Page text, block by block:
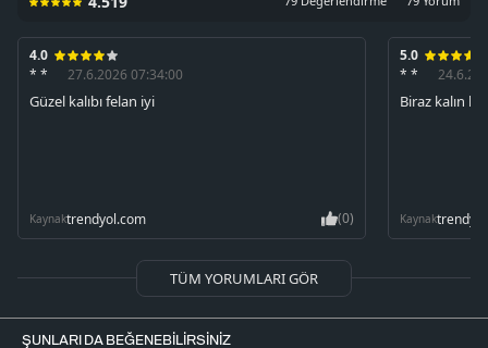
4.0
* *
27.6.2026 07:34:00
Güzel kalıbı felan iyi
Kaynaktrendyol.com (0)
5.0
* *
Biraz kalın
Kaynak
TÜM YORUMLARI GÖR
ŞUNLARI DA BEĞENEBILIRSINIZ